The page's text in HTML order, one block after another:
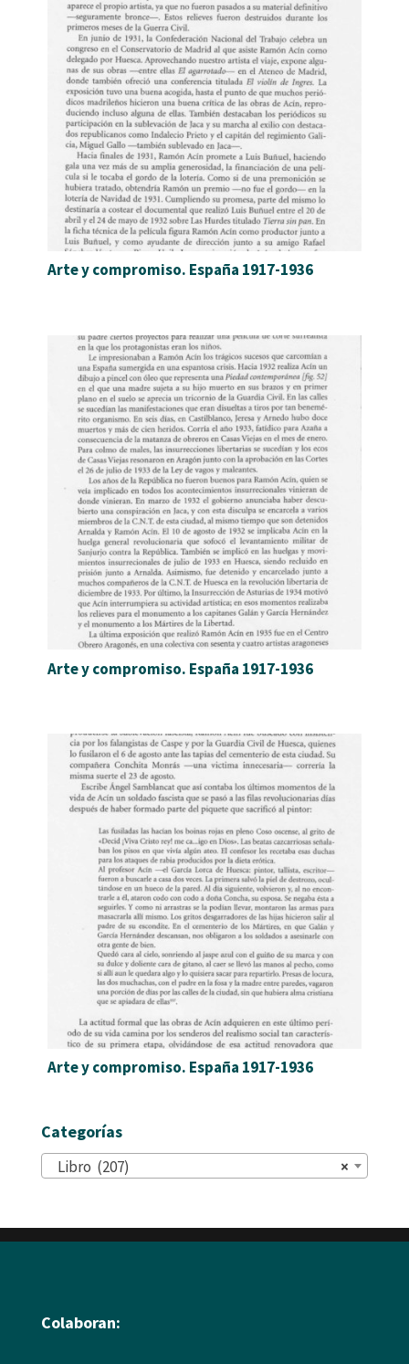
Arte y compromiso. España 1917-1936
Arte y compromiso. España 1917-1936
Arte y compromiso. España 1917-1936
Categorías
×
Libro (207)
Colaboran: